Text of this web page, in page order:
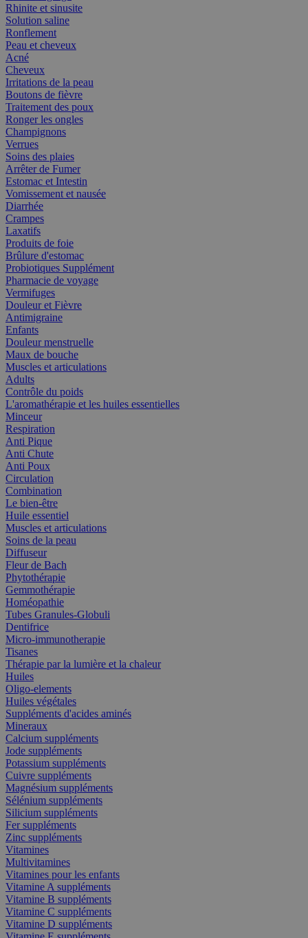
Rhinite et sinusite
Solution saline
Ronflement
Peau et cheveux
Acné
Cheveux
Irritations de la peau
Boutons de fièvre
Traitement des poux
Ronger les ongles
Champignons
Verrues
Soins des plaies
Arrêter de Fumer
Estomac et Intestin
Vomissement et nausée
Diarrhée
Crampes
Laxatifs
Produits de foie
Brûlure d'estomac
Probiotiques Supplément
Pharmacie de voyage
Vermifuges
Douleur et Fièvre
Antimigraine
Enfants
Douleur menstruelle
Maux de bouche
Muscles et articulations
Adults
Contrôle du poids
L'aromathérapie et les huiles essentielles
Minceur
Respiration
Anti Pique
Anti Chute
Anti Poux
Circulation
Combination
Le bien-être
Huile essentiel
Muscles et articulations
Soins de la peau
Diffuseur
Fleur de Bach
Phytothérapie
Gemmothérapie
Homéopathie
Tubes Granules-Globuli
Dentifrice
Micro-immunotherapie
Tisanes
Thérapie par la lumière et la chaleur
Huiles
Oligo-elements
Huiles végétales
Suppléments d'acides aminés
Mineraux
Calcium suppléments
Jode suppléments
Potassium suppléments
Cuivre suppléments
Magnésium suppléments
Sélénium suppléments
Silicium suppléments
Fer suppléments
Zinc suppléments
Vitamines
Multivitamines
Vitamines pour les enfants
Vitamine A suppléments
Vitamine B suppléments
Vitamine C suppléments
Vitamine D suppléments